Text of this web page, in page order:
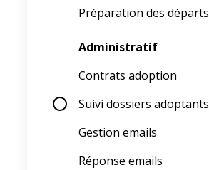
Préparation des départs
Administratif
Contrats adoption
Suivi dossiers adoptants
Gestion emails
Réponse emails